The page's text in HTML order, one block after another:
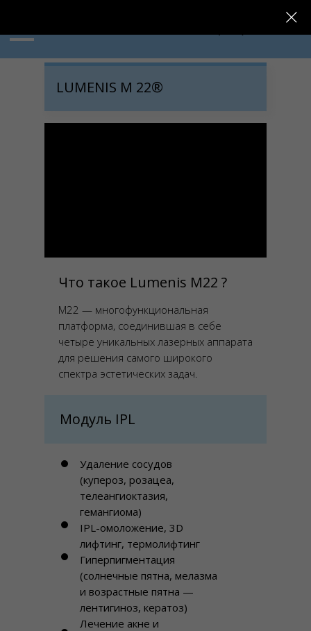
М22 — многофункциональная
платформа, соединившая в себе
четыре уникальных лазерных аппарата
для решения самого широкого
спектра эстетических задач.
LUMENIS M 22®
Что такое Lumenis M22 ?
Модуль IPL
Удаление сосудов
(купероз, розацеа,
телеангиоктазия,
гемангиома)
IPL-омоложение, 3D
лифтинг, термолифтинг
Гиперпигментация
(солнечные пятна, мелазма
и возрастные пятна —
лентигиноз, кератоз)
Лечение акне и